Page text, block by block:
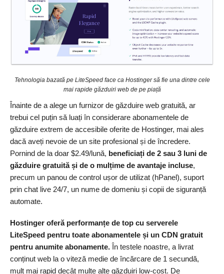
Tehnologia bazată pe LiteSpeed ​​face ca Hostinger să fie una dintre cele
mai rapide găzduiri web de pe piață
Înainte de a alege un furnizor de găzduire web gratuită, ar
trebui cel puțin să luați în considerare abonamentele de
găzduire extrem de accesibile oferite de Hostinger, mai ales
dacă aveți nevoie de un site profesional și de încredere.
Pornind de la doar $2.49/lună, beneficiați de 2 sau 3 luni de
găzduire gratuită și de o mulțime de avantaje incluse,
precum un panou de control ușor de utilizat (hPanel), suport
prin chat live 24/7, un nume de domeniu și copii de siguranță
automate.
Hostinger oferă performanțe de top cu serverele
LiteSpeed ​​pentru toate abonamentele și un CDN gratuit
pentru anumite abonamente. În testele noastre, a livrat
conținut web la o viteză medie de încărcare de 1 secundă,
mult mai rapid decât multe alte găzduiri low-cost. De